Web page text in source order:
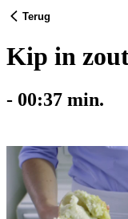
Terug
Kip in
- 00:37 min.